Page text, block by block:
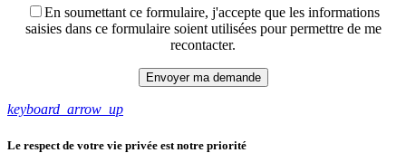
En soumettant ce formulaire, j'accepte que les informations
saisies dans ce formulaire soient utilisées pour permettre de me
recontacter.
keyboard_arrow_up
Le respect de votre vie privée est notre priorité